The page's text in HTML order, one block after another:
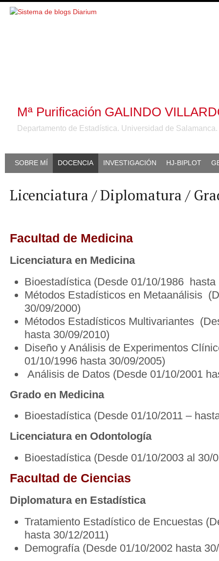
Mª Purificación GALINDO
Departamento de Estadística. Universidad de
SOBRE MÍ DOCENCIA INVESTIGACIÓN HJ-BIPLOT
Licenciatura / Diplomatura /
Facultad de Medicina
Licenciatura en Medicina
Bioestadística (Desde 01/10/1986 hasta
Métodos Estadísticos en Metaanálisis
30/09/2000)
Métodos Estadísticos Multivariantes
hasta 30/09/2010)
Diseño y Análisis de Experimentos
01/10/1996 hasta 30/09/2005)
Análisis de Datos (Desde 01/10/2001
Grado en Medicina
Bioestadística (Desde 01/10/2011 –
Licenciatura en Odontología
Bioestadística (Desde 01/10/2003 al 30/
Facultad de Ciencias
Diplomatura en Estadística
Tratamiento Estadístico de Encuestas
hasta 30/12/2011)
Demografía (Desde 01/10/2002 hasta